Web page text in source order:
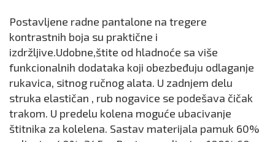
Postavljene radne pantalone na tregere
kontrastnih boja su praktične i
izdržljive.Udobne,štite od hladnoće sa više
funkcionalnih dodataka koji obezbeđuju odlaganje
rukavica, sitnog ručnog alata. U zadnjem delu
struka elastičan , rub nogavice se podešava čičak
trakom. U predelu kolena moguće ubacivanje
štitnika za kolelena. Sastav materijala pamuk 60%